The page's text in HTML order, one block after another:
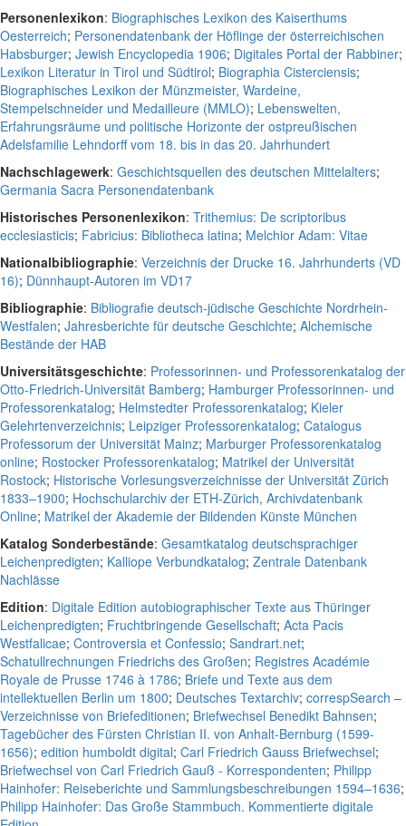
Personenlexikon: Biographisches Lexikon des Kaiserthums
Oesterreich; Personendatenbank der Höflinge der österreichischen
Habsburger; Jewish Encyclopedia 1906; Digitales Portal der Rabbiner;
Lexikon Literatur in Tirol und Südtirol; Biographia Cisterciensis;
Biographisches Lexikon der Münzmeister, Wardeine,
Stempelschneider und Medailleure (MMLO); Lebenswelten,
Erfahrungsräume und politische Horizonte der ostpreußischen
Adelsfamilie Lehndorff vom 18. bis in das 20. Jahrhundert
Nachschlagewerk: Geschichtsquellen des deutschen Mittelalters;
Germania Sacra Personendatenbank
Historisches Personenlexikon: Trithemius: De scriptoribus
ecclesiasticis; Fabricius: Bibliotheca latina; Melchior Adam: Vitae
Nationalbibliographie: Verzeichnis der Drucke 16. Jahrhunderts (VD
16); Dünnhaupt-Autoren im VD17
Bibliographie: Bibliografie deutsch-jüdische Geschichte Nordrhein-
Westfalen; Jahresberichte für deutsche Geschichte; Alchemische
Bestände der HAB
Universitätsgeschichte: Professorinnen- und Professorenkatalog der
Otto-Friedrich-Universität Bamberg; Hamburger Professorinnen- und
Professorenkatalog; Helmstedter Professorenkatalog; Kieler
Gelehrtenverzeichnis; Leipziger Professorenkatalog; Catalogus
Professorum der Universität Mainz; Marburger Professorenkatalog
online; Rostocker Professorenkatalog; Matrikel der Universität
Rostock; Historische Vorlesungsverzeichnisse der Universität Zürich
1833–1900; Hochschularchiv der ETH-Zürich, Archivdatenbank
Online; Matrikel der Akademie der Bildenden Künste München
Katalog Sonderbestände: Gesamtkatalog deutschsprachiger
Leichenpredigten; Kalliope Verbundkatalog; Zentrale Datenbank
Nachlässe
Edition: Digitale Edition autobiographischer Texte aus Thüringer
Leichenpredigten; Fruchtbringende Gesellschaft; Acta Pacis
Westfalicae; Controversia et Confessio; Sandrart.net;
Schatullrechnungen Friedrichs des Großen; Registres Académie
Royale de Prusse 1746 à 1786; Briefe und Texte aus dem
intellektuellen Berlin um 1800; Deutsches Textarchiv; correspSearch –
Verzeichnisse von Briefeditionen; Briefwechsel Benedikt Bahnsen;
Tagebücher des Fürsten Christian II. von Anhalt-Bernburg (1599-
1656); edition humboldt digital; Carl Friedrich Gauss Briefwechsel;
Briefwechsel von Carl Friedrich Gauß - Korrespondenten; Philipp
Hainhofer: Reiseberichte und Sammlungsbeschreibungen 1594–1636;
Philipp Hainhofer: Das Große Stammbuch. Kommentierte digitale